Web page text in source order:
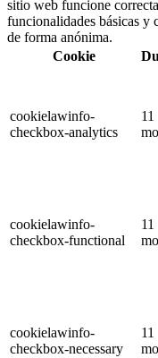
sitio web funcione
funcionalidades básicas y
de forma anónima.
Cookie
cookielawinfo-
checkbox-analytics
11
cookielawinfo-
checkbox-functional
11
cookielawinfo-
checkbox-necessary
11